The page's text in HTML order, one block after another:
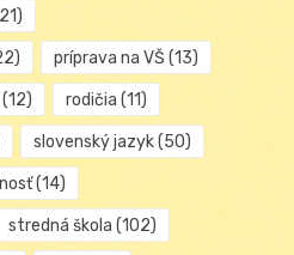
príprava na VŠ (13)
(12) rodičia (11)
slovenský jazyk(50)
(14)
stredná škola (102)